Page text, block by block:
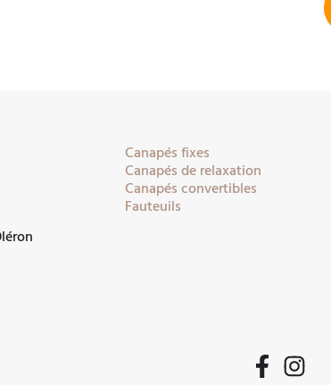
Canapés fixes
Canapés de relaxation
Canapés convertibles
Fauteuils
Facebook